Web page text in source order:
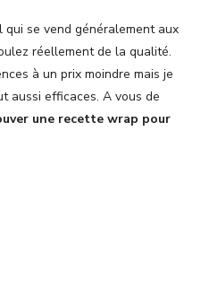
se vend généralement aux
réellement de la qualité.
à un prix moindre mais je
aussi efficaces. A vous de
une recette wrap pour